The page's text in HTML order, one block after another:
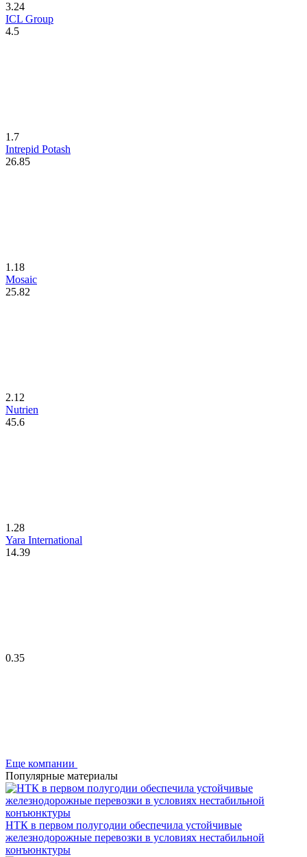
3.24
ICL Group
4.5
1.7
Intrepid Potash
26.85
1.18
Mosaic
25.82
2.12
Nutrien
45.6
1.28
Yara International
14.39
0.35
Еще компании
Популярные материалы
НТК в первом полугодии обеспечила устойчивые
железнодорожные перевозки в условиях нестабильной
конъюнктуры